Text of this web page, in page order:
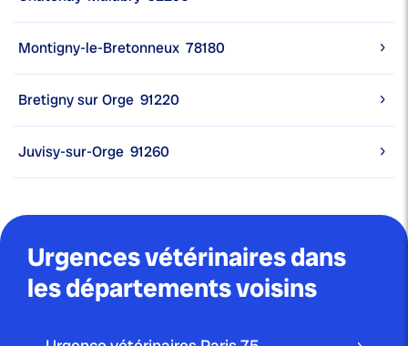
Montigny-le-Bretonneux 78180
Bretigny sur Orge 91220
Juvisy-sur-Orge 91260
Urgences vétérinaires dans
les départements voisins